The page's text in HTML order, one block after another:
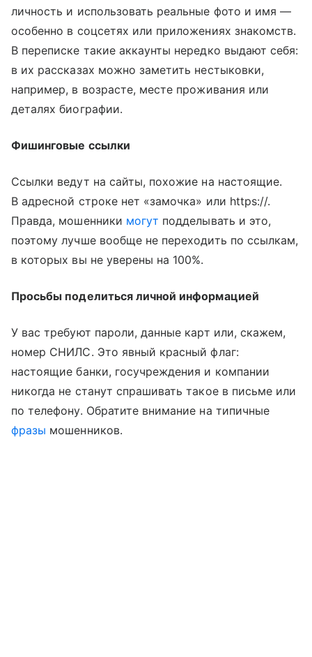
личность и использовать реальные фото и имя —
особенно в соцсетях или приложениях знакомств.
В переписке такие аккаунты нередко выдают себя:
в их рассказах можно заметить нестыковки,
например, в возрасте, месте проживания или
деталях биографии.
Фишинговые ссылки
Ссылки ведут на сайты, похожие на настоящие.
В адресной строке нет «замочка» или https://.
Правда, мошенники могут подделывать и это,
поэтому лучше вообще не переходить по ссылкам,
в которых вы не уверены на 100%.
Просьбы поделиться личной информацией
У вас требуют пароли, данные карт или, скажем,
номер СНИЛС. Это явный красный флаг:
настоящие банки, госучреждения и компании
никогда не станут спрашивать такое в письме или
по телефону. Обратите внимание на типичные
фразы мошенников.